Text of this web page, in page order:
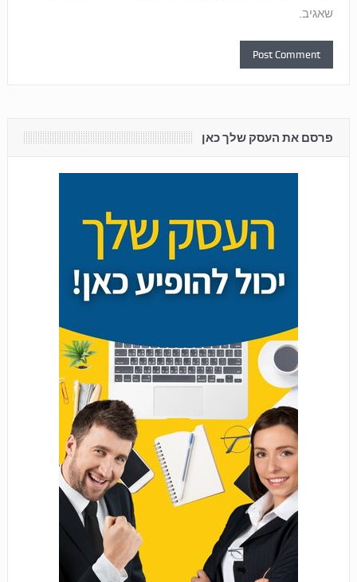
שאגיב.
פרסם את העסק שלך כאן